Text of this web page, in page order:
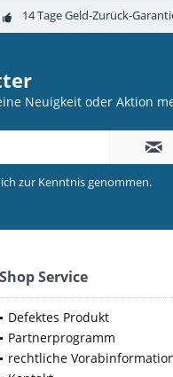
14 Tage Geld-Zurück-
Neuigkeit oder Aktion
zur Kenntnis genommen.
Shop Service
Defektes Produkt
Partnerprogramm
rechtliche